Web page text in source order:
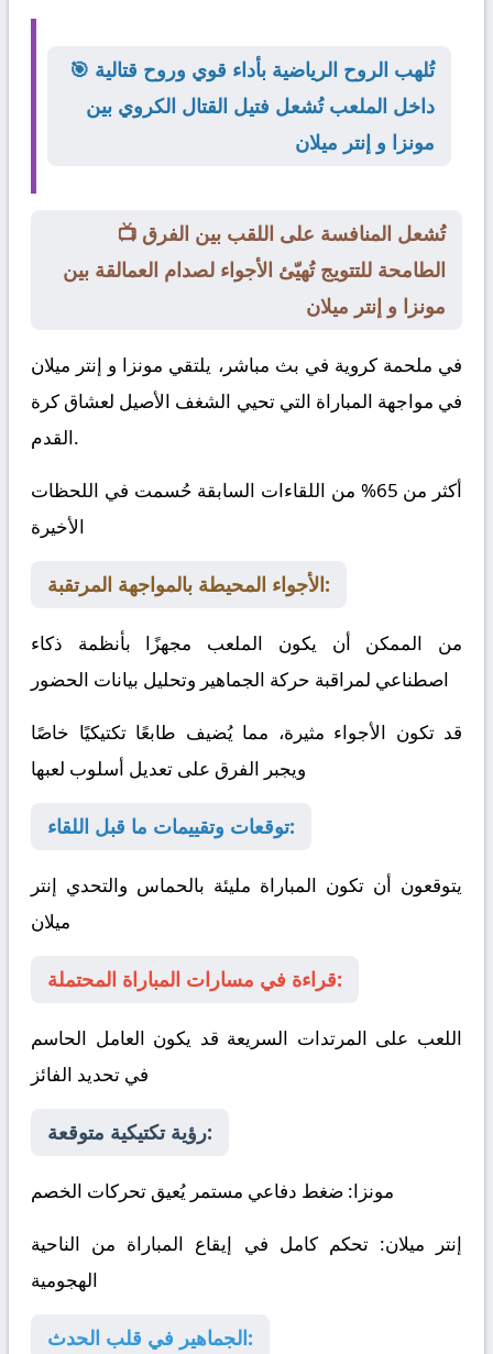
🎯 تُلهب الروح الرياضية بأداء قوي وروح قتالية
داخل الملعب تُشعل فتيل القتال الكروي بين
مونزا و إنتر ميلان
📺 تُشعل المنافسة على اللقب بين الفرق
الطامحة للتتويج تُهيّئ الأجواء لصدام العمالقة بين
مونزا و إنتر ميلان
في ملحمة كروية في بث مباشر، يلتقي مونزا و إنتر ميلان
في مواجهة المباراة التي تحيي الشغف الأصيل لعشاق كرة
القدم.
أكثر من 65% من اللقاءات السابقة حُسمت في اللحظات
الأخيرة
الأجواء المحيطة بالمواجهة المرتقبة:
من الممكن أن يكون الملعب مجهزًا بأنظمة ذكاء
اصطناعي لمراقبة حركة الجماهير وتحليل بيانات الحضور
قد تكون الأجواء مثيرة، مما يُضيف طابعًا تكتيكيًا خاصًا
ويجبر الفرق على تعديل أسلوب لعبها
توقعات وتقييمات ما قبل اللقاء:
يتوقعون أن تكون المباراة مليئة بالحماس والتحدي إنتر
ميلان
قراءة في مسارات المباراة المحتملة:
اللعب على المرتدات السريعة قد يكون العامل الحاسم
في تحديد الفائز
رؤية تكتيكية متوقعة:
مونزا: ضغط دفاعي مستمر يُعيق تحركات الخصم
إنتر ميلان: تحكم كامل في إيقاع المباراة من الناحية
الهجومية
الجماهير في قلب الحدث: